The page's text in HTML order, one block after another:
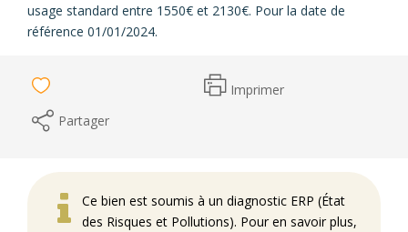
usage standard entre 1550€ et 2130€. Pour la date de
référence 01/01/2024.
Imprimer
Partager
Ce bien est soumis à un diagnostic ERP (État
des Risques et Pollutions). Pour en savoir plus,